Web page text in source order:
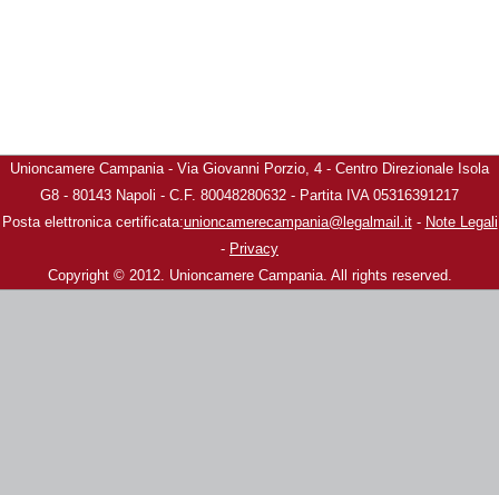
Unioncamere Campania - Via Giovanni Porzio, 4 - Centro Direzionale Isola
G8 - 80143 Napoli - C.F. 80048280632 - Partita IVA 05316391217
Posta elettronica certificata:unioncamerecampania@legalmail.it- Note Legali
- Privacy
Copyright © 2012. Unioncamere Campania. All rights reserved.